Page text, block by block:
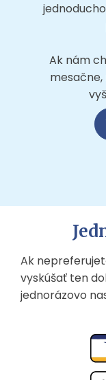
Ak nám
Ak
vyskúšať ten
jednorázovo